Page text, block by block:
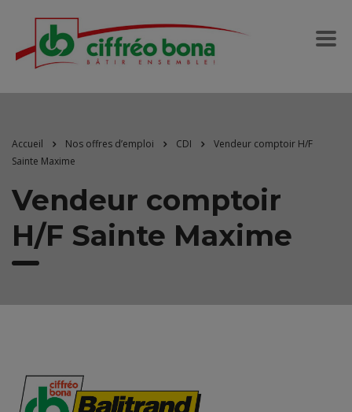
Accueil Nos offres d’emploi CDI
Vendeur comptoir H/F
Sainte Maxime
Vendeur comptoir
H/F Sainte Maxime